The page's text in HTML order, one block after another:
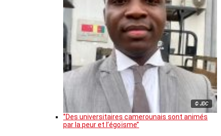
© JDC
‘’Des universitaires camerounais sont animés
par la peur et l’égoïsme’’